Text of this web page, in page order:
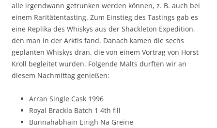
alle irgend­wann getrunk­en wer­den kön­nen, z. B. auch bei
einem Rar­itä­ten­tast­ing. Zum Ein­stieg des Tast­ings gab es
eine Rep­li­ka des Whiskys aus der Shack­le­ton Expe­di­tion,
den man in der Ark­tis fand. Danach kamen die sechs
geplanten Whiskys dran, die von einem Vor­trag von Horst
Kroll begleit­et wur­den. Fol­gende Malts durften wir an
diesem Nach­mit­tag genießen:
Arran Sin­gle Cask 1996
Roy­al Brack­la Batch 1 4th fill
Bun­na­hab­hain Eirigh Na Greine